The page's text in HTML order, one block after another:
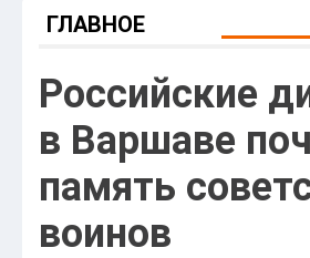
ГЛАВНОЕ
Российские
в Варшаве
память
воинов